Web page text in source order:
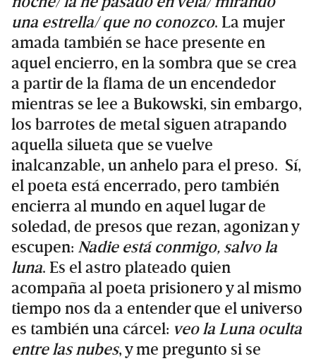
una estrella/ que no conozco. La mujer
amada también se hace presente en
aquel encierro, en la sombra que se crea
a partir de la flama de un encendedor
mientras se lee a Bukowski, sin embargo,
los barrotes de metal siguen atrapando
aquella silueta que se vuelve
inalcanzable, un anhelo para el preso. Sí,
el poeta está encerrado, pero también
encierra al mundo en aquel lugar de
soledad, de presos que rezan, agonizan y
escupen: Nadie está conmigo, salvo la
luna. Es el astro plateado quien
acompaña al poeta prisionero y al mismo
tiempo nos da a entender que el universo
es también una cárcel: veo la Luna oculta
entre las nubes, y me pregunto si se